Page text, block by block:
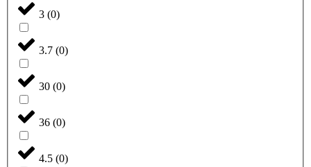
3 (0)
3.7 (0)
30 (0)
36 (0)
4.5 (0)